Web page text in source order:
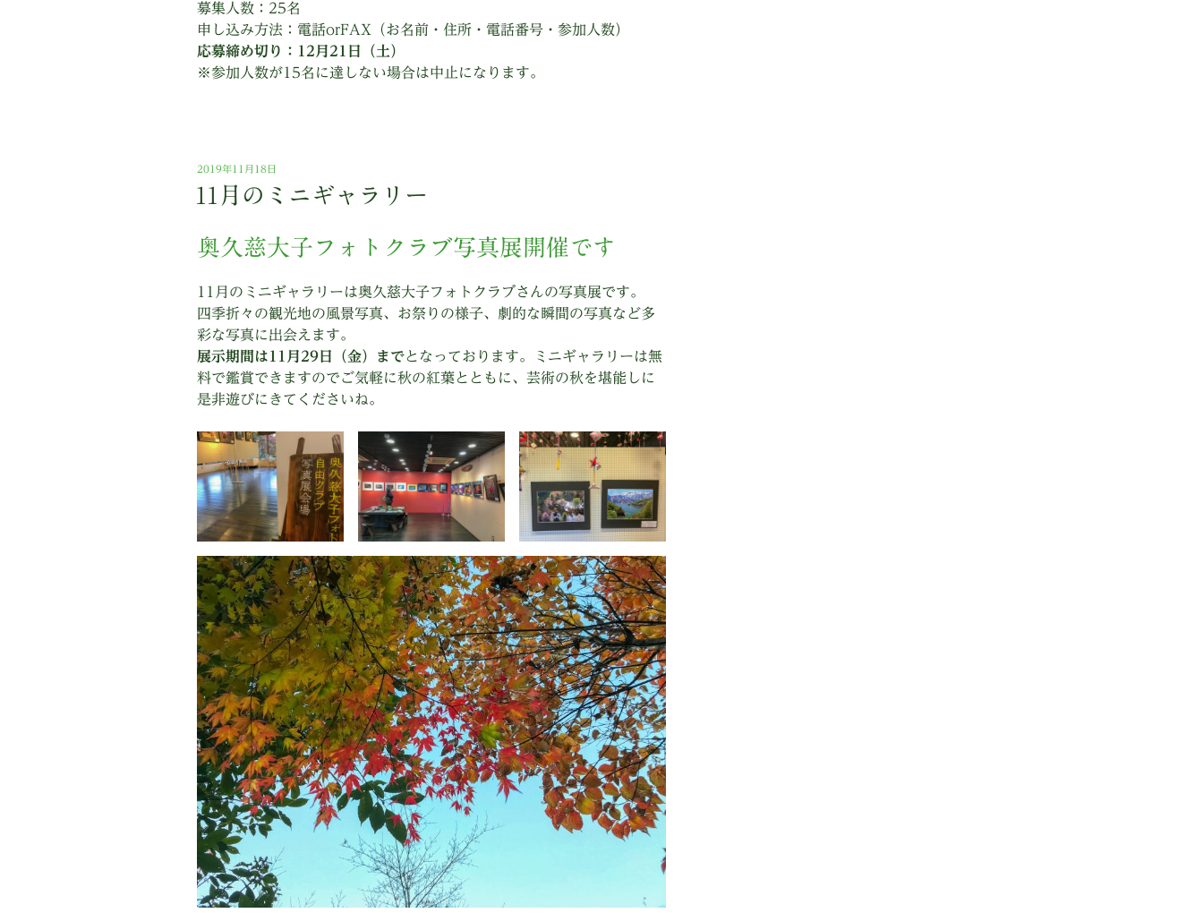
募集人数：25名
申し込み方法：電話orFAX（お名前・住所・電話番号・参加人数）
応募締め切り：12月21日（土）
※参加人数が15名に達しない場合は中止になります。
投
2019年11月18日
11月のミニギャラリー
奥久慈大子フォトクラブ写真展開催です
11月のミニギャラリーは奥久慈大子フォトクラブさんの写真展です。
四季折々の観光地の風景写真、お祭りの様子、劇的な瞬間の写真など多
彩な写真に出会えます。
展示期間は11月29日（金）までとなっております。ミニギャラリーは無
料で鑑賞できますのでご気軽に秋の紅葉とともに、芸術の秋を堪能しに
是非遊びにきてくださいね。